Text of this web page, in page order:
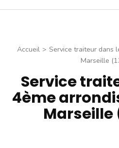
Accueil > Service traiteur dans
Marseille
Service
4ème
Marseille